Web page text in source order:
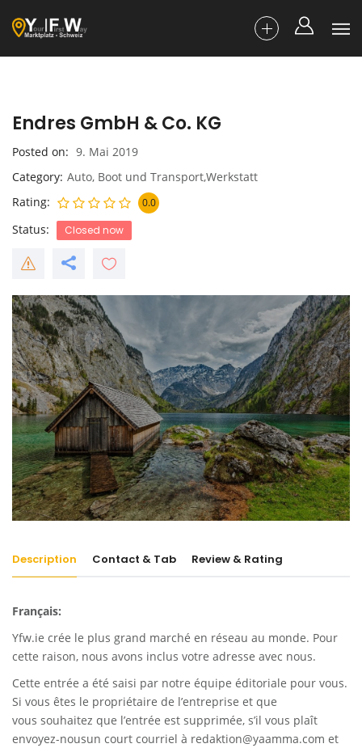
Endres GmbH & Co. KG
Posted on
9. Mai 2019
Category Auto, Boot und Transport,Werkstatt
Rating
0.0
Status Closed now
Description Contact & Tab Review & Rating
Français:
Yfw.ie crée le plus grand marché en réseau au monde. Pour
cette raison, nous avons inclus votre adresse avec nous.
Cette entrée a été saisi par notre équipe éditoriale pour vous.
Si vous êtes le propriétaire de l’entreprise et que
vous souhaitez que l’entrée est supprimée, s’il vous plaît
envoyez-nousun court courriel à redaktion@yaamma.com et